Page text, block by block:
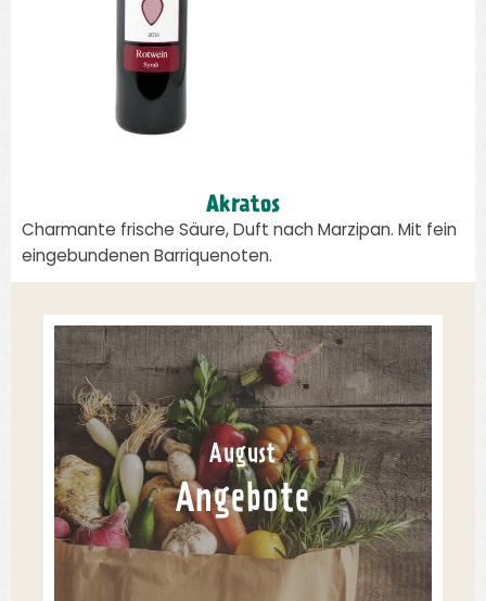
Akratos
Charmante frische Säure, Duft nach Marzipan. Mit fein
eingebundenen Barriquenoten.
August
Angebote